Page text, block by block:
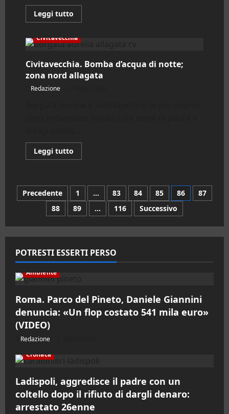
Leggi tutto
di
Tolfa.
alla
Rocca
interviene
Civitavecchia
Civitavecchia. Bomba d’acqua di notte;
zona nord allagata
Redazione
Leggi tutto
di
Bomba
d’acqua
di
notte;
zona
allagata
Paginazione
degli
articoli
Precedente 1 … 83 84 85 86
87
88
89 … 116 Successivo
POTRESTI ESSERTI PERSO
Ambiente
Roma. Parco del Pineto, Daniele Giannini
denuncia: «Un flop costato 541 mila euro»
(VIDEO)
Redazione
Cronaca
Ladispoli, aggredisce il padre con un
coltello dopo il rifiuto di dargli denaro:
arrestato 26enne